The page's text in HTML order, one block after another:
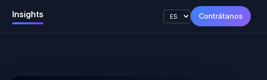
Insights Contrátanos